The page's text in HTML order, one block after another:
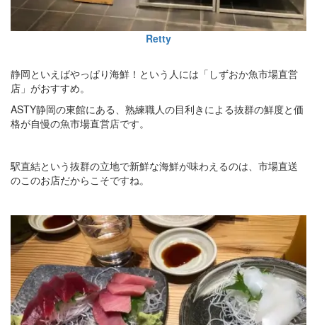
Retty
静岡といえばやっぱり海鮮！という人には「しずおか魚市場直営
店」がおすすめ。
ASTY静岡の東館にある、熟練職人の目利きによる抜群の鮮度と価
格が自慢の魚市場直営店です。
駅直結という抜群の立地で新鮮な海鮮が味わえるのは、市場直送
のこのお店だからこそですね。